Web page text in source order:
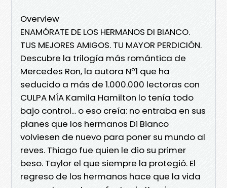
Overview
ENAMÓRATE DE LOS HERMANOS DI BIANCO.
TUS MEJORES AMIGOS. TU MAYOR PERDICIÓN.
Descubre la trilogía más romántica de
Mercedes Ron, la autora Nº1 que ha
seducido a más de 1.000.000 lectoras con
CULPA MÍA Kamila Hamilton lo tenía todo
bajo control... o eso creía: no entraba en sus
planes que los hermanos Di Bianco
volviesen de nuevo para poner su mundo al
reves. Thiago fue quien le dio su primer
beso. Taylor el que siempre la protegió. El
regreso de los hermanos hace que la vida